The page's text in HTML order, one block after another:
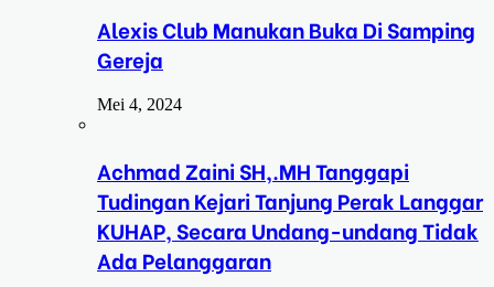
Alexis Club Manukan Buka Di Samping
Gereja
Mei 4, 2024
Achmad Zaini SH,.MH Tanggapi
Tudingan Kejari Tanjung Perak Langgar
KUHAP, Secara Undang-undang Tidak
Ada Pelanggaran